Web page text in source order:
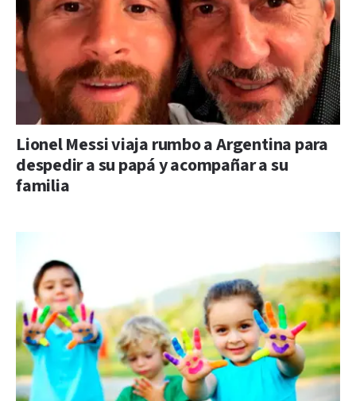
Lionel Messi viaja rumbo a Argentina para
despedir a su papá y acompañar a su
familia